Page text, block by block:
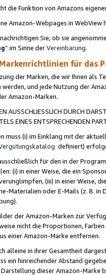
die Funktion von Amazons
Amazon-Webpages in WebView
Sie, ob sie
“ im Sinne derVereinbarung.
Markenrichtlinien für das
der Marken, die wir Ihnen als
und jede Nutzung der
Amazon-Marken.
AUSSCHLIESSLICH DURCH
EINES ENTSPRECHENDEN
muss (i) im Einklang mit der
definiert)
für den in der
(i) in einer Weise, die ein
(iii) in einer Weise,
Materialien oder E-Mails (z. B. in
der Amazon-Marken zur
nicht die Proportionen,
einer Amazon-Marke entfernen.
alleine in ihrer Gesamtheit
ein hinreichender Abstand
dieser Amazon-Marke